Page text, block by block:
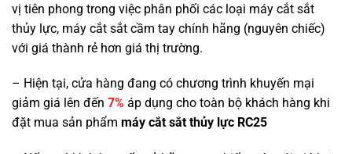
vị tiên phong trong việc phân phối các loại máy cắt sắt
thủy lực, máy cắt sắt cầm tay chính hãng (nguyên chiếc)
với giá thành rẻ hơn giá thị trường.
– Hiện tại, cửa hàng đang có chương trình khuyến mại
giảm giá lên đến 7% áp dụng cho toàn bộ khách hàng khi
đặt mua sản phẩm máy cắt sắt thủy lực RC25